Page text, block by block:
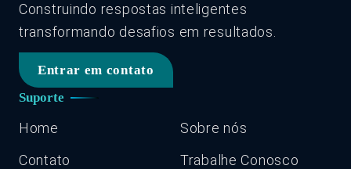
Construindo respostas inteligentes
transformando desafios em resultados.
Entrar em contato
Suporte
Home
Sobre nós
Contato
Trabalhe Conosco